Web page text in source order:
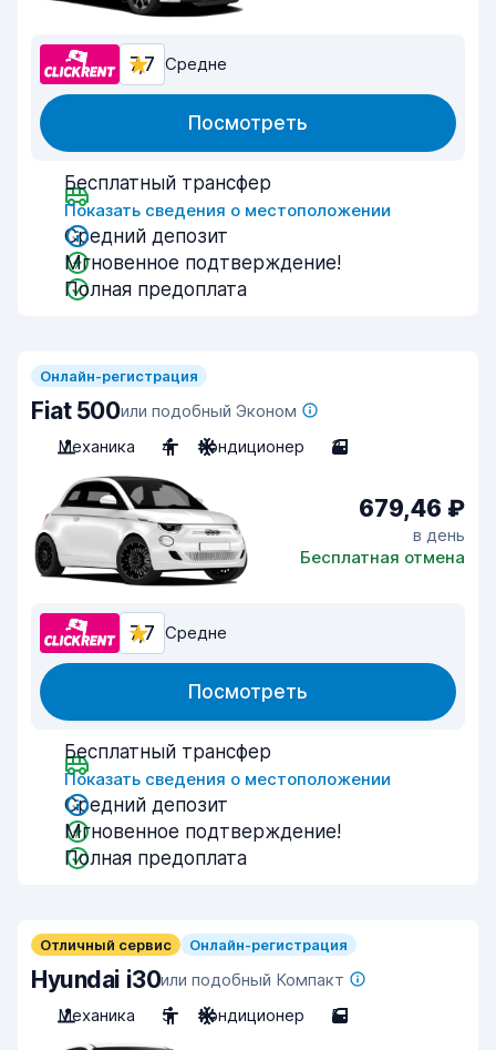
7,7 Средне
Посмотреть
Бесплатный трансфер
Показать сведения о местоположении
Средний депозит
Мгновенное подтверждение!
Полная предоплата
Онлайн-регистрация
Fiat 500или подобный Эконом
Механика
4 Кондиционер 3
679,46 ₽
в день
Бесплатная отмена
7,7 Средне
Посмотреть
Бесплатный трансфер
Показать сведения о местоположении
Средний депозит
Мгновенное подтверждение!
Полная предоплата
Отличный сервис Онлайн-регистрация
Hyundai i30или подобный Компакт
Механика
5 Кондиционер 5